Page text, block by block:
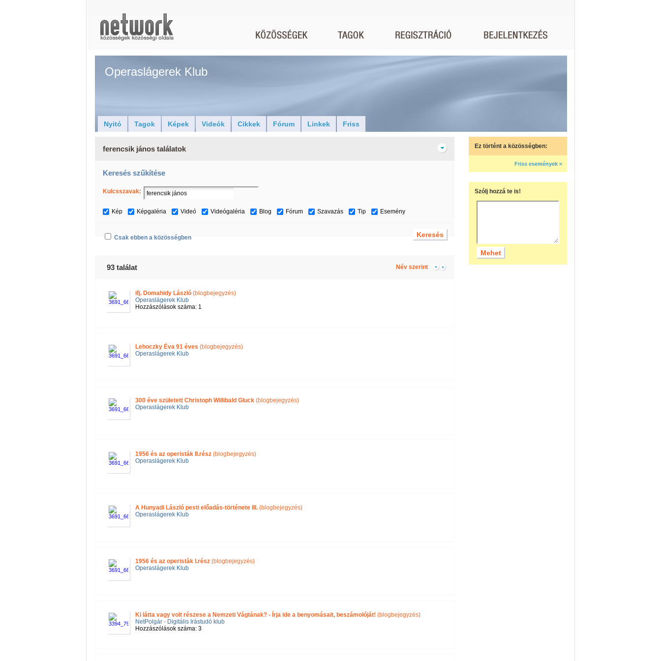
Operaslágerek Klub
Nyitó Tagok Képek Videók Cikkek Fórum Linkek Friss
ferencsik jános találatok
Keresés szűkítése
Kulcsszavak:
Kép Képgaléria Videó Videógaléria Blog Fórum Szavazás Tip Esemény
Csak ebben a közösségben
93 találat Név szerint
ifj. Domahidy László (blogbejegyzés)
Operaslágerek Klub
Hozzászólások száma: 1
Lehoczky Éva 91 éves (blogbejegyzés)
Operaslágerek Klub
300 éve született Christoph Willibald Gluck (blogbejegyzés)
Operaslágerek Klub
1956 és az operisták II.rész (blogbejegyzés)
Operaslágerek Klub
A Hunyadi László pesti előadás-története III. (blogbejegyzés)
Operaslágerek Klub
1956 és az operisták I.rész (blogbejegyzés)
Operaslágerek Klub
Ki látta vagy volt részese a Nemzeti Vágtának? - Írja ide a benyomásait, beszámolóját! (blogbejegyzés)
NetPolgár - Digitális Irástudó klub
Hozzászólások száma: 3
Ez történt a közösségben:
Friss események »
Szólj hozzá te is!